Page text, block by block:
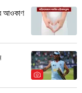
আওকাণ